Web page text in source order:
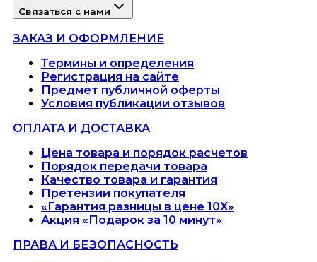
Связаться с нами
ЗАКАЗ И ОФОРМЛЕНИЕ
Термины и определения
Регистрация на сайте
Предмет публичной оферты
Условия публикации отзывов
ОПЛАТА И ДОСТАВКА
Цена товара и порядок расчетов
Порядок передачи товара
Качество товара и гарантия
Претензии покупателя
«Гарантия разницы в цене 10X»
Акция «Подарок за 10 минут»
ПРАВА И БЕЗОПАСНОСТЬ